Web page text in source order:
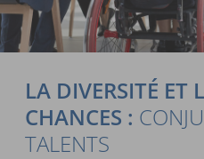
LA DIVERSITÉ ET
CHANCES :
TALENTS